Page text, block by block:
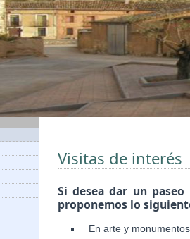
Visitas de interés
Si desea dar un
proponemos lo
En arte y